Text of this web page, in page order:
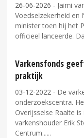
26-06-2026 - Jaimi
Voedselzekerheid en
minister toen hij het
officieel lanceerde.
Varkensfonds
praktijk
03-12-2022 - De
onderzoekscentra.
Overijsselse Raalte
varkenshouder Erik
Centrum...